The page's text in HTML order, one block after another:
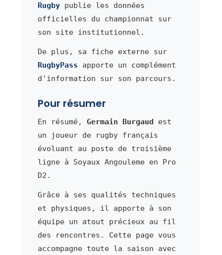
Rugbypublie les données
officielles du championnat sur
son site institutionnel.
De plus, sa fiche externe sur
RugbyPass apporte un complément
d'information sur son parcours.
Pour résumer
En résumé, Germain Burgaud est
un joueur de rugby français
évoluant au poste de troisième
ligne à Soyaux Angouleme en Pro
D2.
Grâce à ses qualités techniques
et physiques, il apporte à son
équipe un atout précieux au fil
des rencontres. Cette page vous
accompagne toute la saison avec